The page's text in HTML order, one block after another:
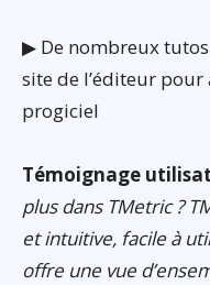
▶ De nombreux
site de l’éditeur
progiciel
Témoignage
plus dans TMetric ?
et intuitive, facile à
offre une vue